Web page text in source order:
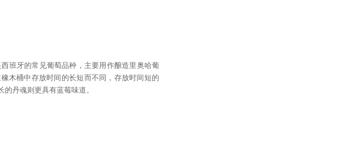
班牙的常见葡萄品种，主要用作酿造里奥哈葡
木桶中存放时间的长短而不同，存放时间短的
丹魂则更具有蓝莓味道。